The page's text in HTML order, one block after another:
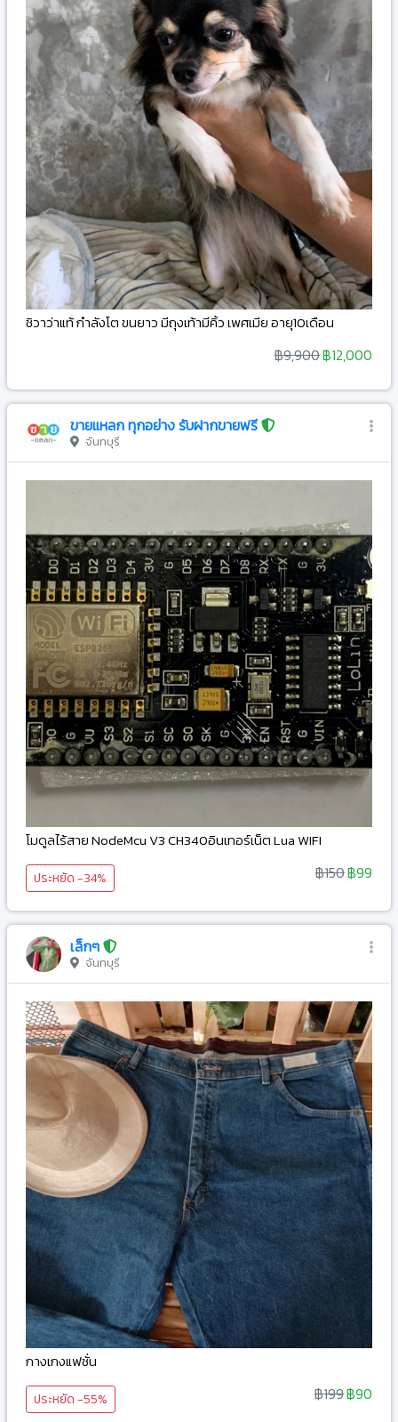
ชิวาว่าแท้ กำลังโต ขนยาว มีถุงเท้ามีคิ้ว เพศเมีย อายุ10เดือน
฿9,900฿12,000
ขายแหลก ทุกอย่าง รับฝากขายฟรี
จันทบุรี
โมดูลไร้สาย NodeMcu V3 CH340อินเทอร์เน็ต Lua WIFI
ประหยัด -34% ฿150฿99
เล็กๆ
จันทบุรี
กางเกงแฟชั่น
ประหยัด -55% ฿199฿90